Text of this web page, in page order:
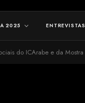
2025 ENTREVISTAS
do ICArabe e da Mostra